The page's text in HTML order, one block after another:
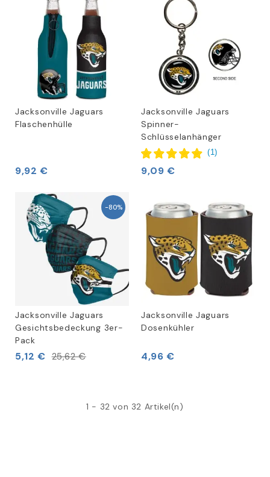
Jacksonville Jaguars
Flaschenhülle
9,92 €
Jacksonville Jaguars
Spinner-
Schlüsselanhänger
(1)
9,09 €
-80%
Jacksonville Jaguars
Gesichtsbedeckung 3er-
Pack
5,12 € 25,62 €
Jacksonville Jaguars
Dosenkühler
4,96 €
1 - 32 von 32 Artikel(n)